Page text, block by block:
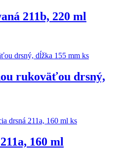
211b, 220 ml
rukoväťou drsný,
160 ml